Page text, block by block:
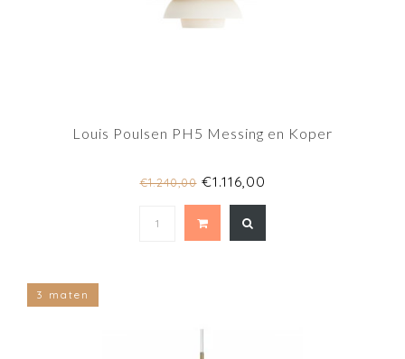
Louis Poulsen PH5 Messing en Koper
€1.240,00€1.116,00
3 maten